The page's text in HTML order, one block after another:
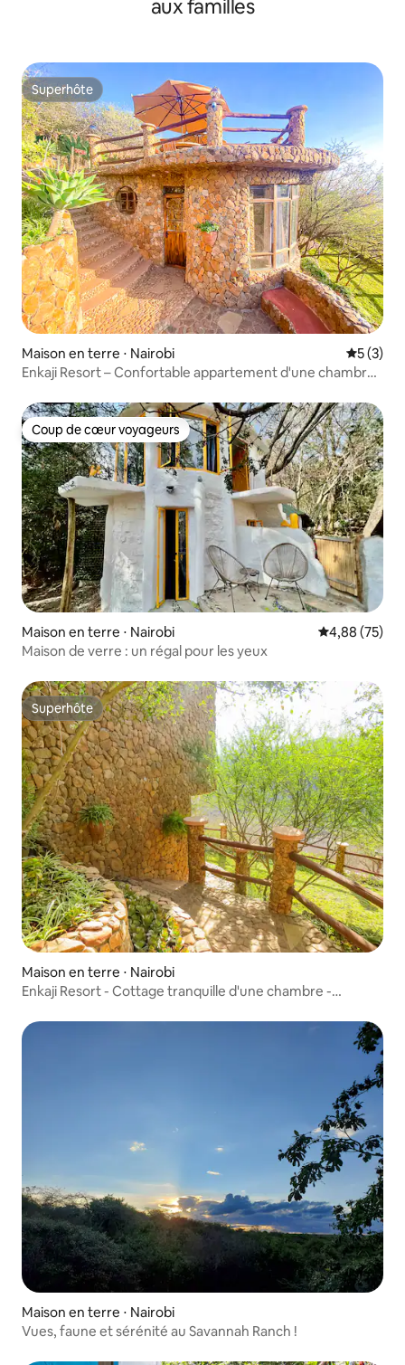
aux familles
Superhôte
Superhôte
Maison en terre ⋅ Nairobi
5 (3)
Enkaji Resort – Confortable appartement d'une chambre
Coup de cœur voyageurs
Coup de cœur voyageurs
Maison en terre ⋅ Nairobi Évaluation
4,88 (75)
Maison de verre : un régal pour les yeux
Superhôte
Superhôte
Maison en terre ⋅ Nairobi
Enkaji Resort - Cottage tranquille d'une chambre -
Maison en terre ⋅ Nairobi
Vues, faune et sérénité au Savannah Ranch !